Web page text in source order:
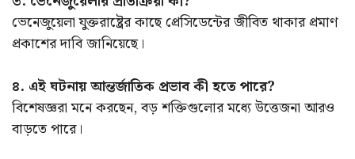
ভেনেজুয়েলা যুক্তরাষ্ট্রের কাছে প্রেসিডেন্টের জীবিত থাকার প্রমাণ
প্রকাশের দাবি জানিয়েছে।
৪. এই ঘটনায় আন্তর্জাতিক প্রভাব কী হতে পারে?
বিশেষজ্ঞরা মনে করছেন, বড় শক্তিগুলোর মধ্যে উত্তেজনা আরও
বাড়তে পারে।